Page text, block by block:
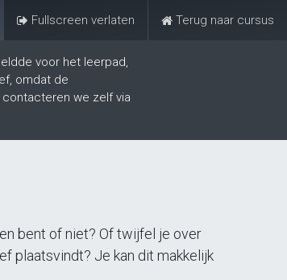
Aanmelden Contacteer ons
Fullscreen verlaten Terug naar cursus
voor het leerpad,
omdat de
we zelf via
bent of niet? Of twijfel je over
plaatsvindt? Je kan dit makkelijk